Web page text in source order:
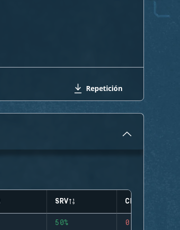
Repetición
SRV CLUTCHES
50% 0